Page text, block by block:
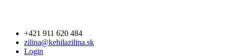
+421 911 620 484
zilina@kehilazilina.sk
Login